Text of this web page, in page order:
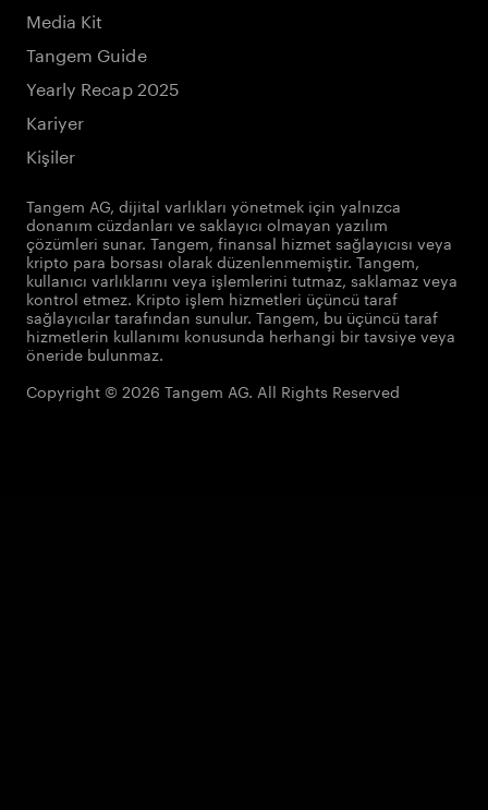
Media Kit
Tangem Guide
Yearly Recap 2025
Kariyer
Kişiler
Tangem AG, dijital varlıkları yönetmek için yalnızca
donanım cüzdanları ve saklayıcı olmayan yazılım
çözümleri sunar. Tangem, finansal hizmet sağlayıcısı veya
kripto para borsası olarak düzenlenmemiştir. Tangem,
kullanıcı varlıklarını veya işlemlerini tutmaz, saklamaz veya
kontrol etmez. Kripto işlem hizmetleri üçüncü taraf
sağlayıcılar tarafından sunulur. Tangem, bu üçüncü taraf
hizmetlerin kullanımı konusunda herhangi bir tavsiye veya
öneride bulunmaz.